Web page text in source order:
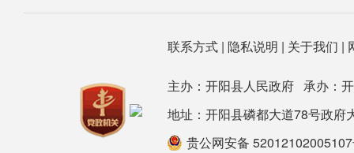
联系方式| 隐私说明 | 关于我们 |
主办：开阳县人民政府 承办：
地址：开阳县磷都大道78号政
贵公网安备